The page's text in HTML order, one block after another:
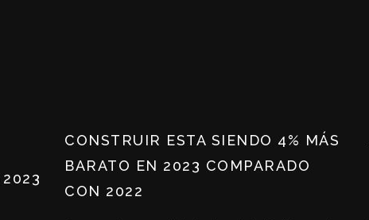
CONSTRUIR ESTA SIENDO 4% MÁS
BARATO EN 2023 COMPARADO
CON 2022